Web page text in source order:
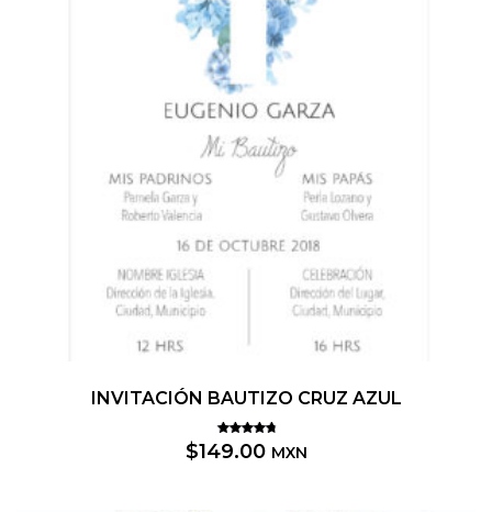
INVITACIÓN BAUTIZO CRUZ AZUL
Valorado
con
5.00 de 5
$149.00 MXN